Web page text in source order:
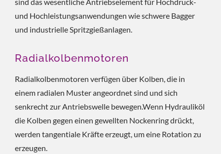
und Hochleistungsanwendungen wie schwere Bagger
und industrielle Spritzgießanlagen.
Radialkolbenmotoren
Radialkolbenmotoren verfügen über Kolben, die in
einem radialen Muster angeordnet sind und sich
senkrecht zur Antriebswelle bewegen.Wenn Hydrauliköl
die Kolben gegen einen gewellten Nockenring drückt,
werden tangentiale Kräfte erzeugt, um eine Rotation zu
erzeugen.